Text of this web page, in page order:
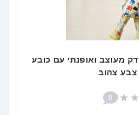
מעוצב ואופנתי עם כובע
0